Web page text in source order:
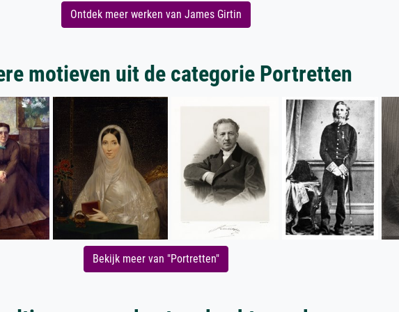
Ontdek meer werken van James Girtin
motieven uit de categorie Portretten
Bekijk meer van "Portretten"